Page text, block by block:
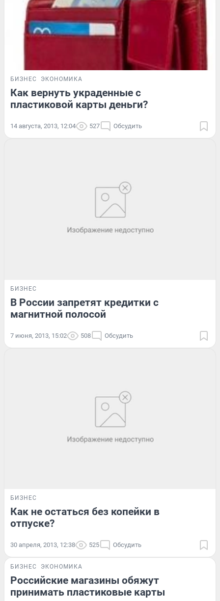
БИЗНЕС ЭКОНОМИКА
Как вернуть украденные с
пластиковой карты деньги?
14 августа, 2013, 12:04 527 Обсудить
БИЗНЕС
В России запретят кредитки с
магнитной полосой
7 июня, 2013, 15:02 508 Обсудить
БИЗНЕС
Как не остаться без копейки в
отпуске?
30 апреля, 2013, 12:38 525 Обсудить
БИЗНЕС ЭКОНОМИКА
Российские магазины обяжут
принимать пластиковые карты